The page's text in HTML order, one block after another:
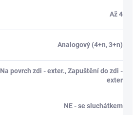
Až 4
Analogový (4+n, 3+n)
Na povrch zdi - exter., Zapuštění do zdi -
exter
NE - se sluchátkem